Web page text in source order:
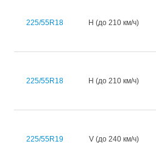
225/55R18 H (до 210 км/ч)
225/55R18 H (до 210 км/ч)
225/55R19 V (до 240 км/ч)